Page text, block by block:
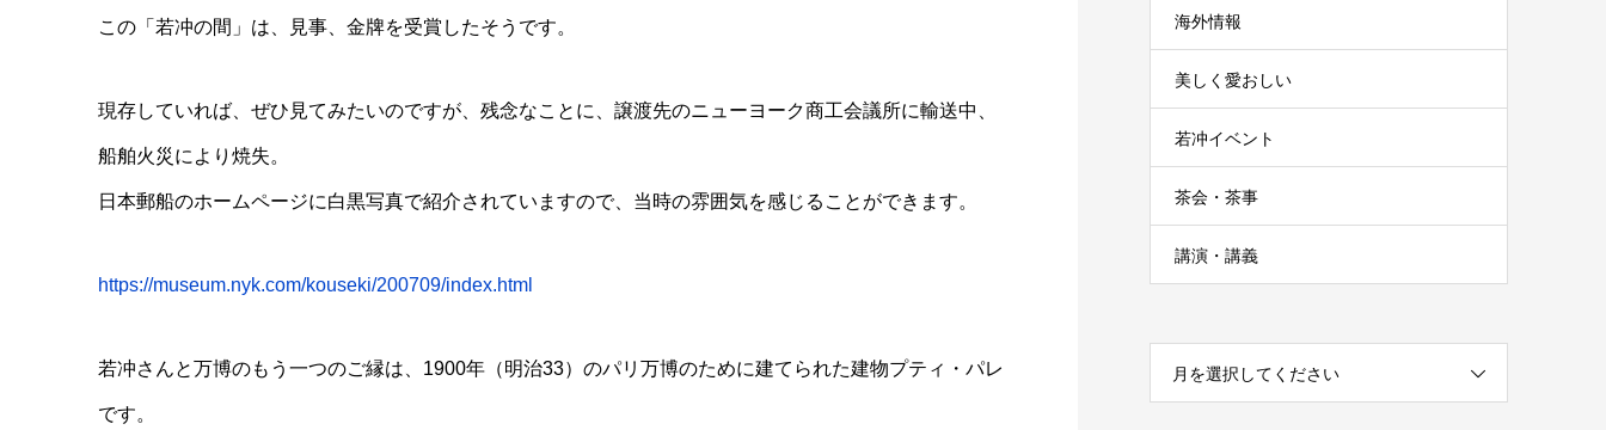
この「若冲の間」は、見事、金牌を受賞したそうです。
現存していれば、ぜひ見てみたいのですが、残念なことに、譲渡先のニューヨーク商工会議所に輸送中、
船舶火災により焼失。
日本郵船のホームページに白黒写真で紹介されていますので、当時の雰囲気を感じることができます。
https://museum.nyk.com/kouseki/200709/index.html
若冲さんと万博のもう一つのご縁は、1900年（明治33）のパリ万博のために建てられた建物プティ・パレ
です。
海外情報
美しく愛おしい
若冲イベント
茶会・茶事
講演・講義
月を選択してください